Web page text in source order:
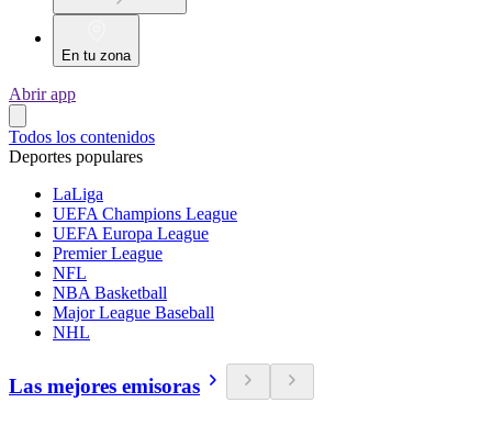
En tu zona
Abrir app
Todos los contenidos
Deportes populares
LaLiga
UEFA Champions League
UEFA Europa League
Premier League
NFL
NBA Basketball
Major League Baseball
NHL
Las mejores emisoras